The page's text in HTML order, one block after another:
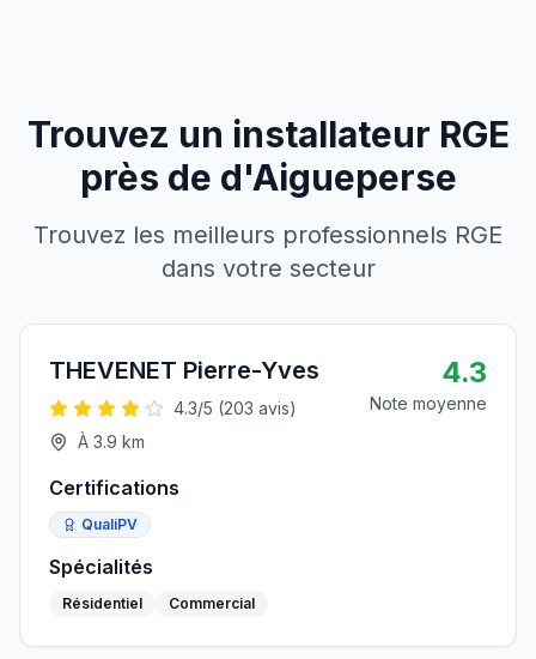
Trouvez un installateur RGE
près de d'Aigueperse
Trouvez les meilleurs professionnels RGE
dans votre secteur
THEVENET Pierre-Yves
4.3/5 (203 avis)
À 3.9 km
4.3
Note moyenne
Certifications
QualiPV
Spécialités
Résidentiel Commercial